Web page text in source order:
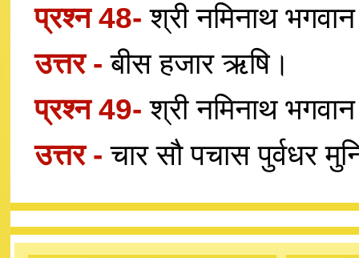
प्रश्न 48-श्री नमिनाथ
उत्तर -बीस हजार ऋषि।
प्रश्न 49-श्री नमिनाथ
उत्तर -चार सौ पचास पुर्वधर